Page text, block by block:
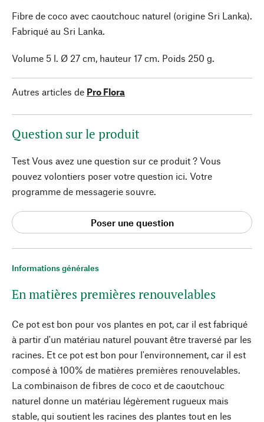
Informations générales
En matières premières renouvelables
Ce pot est bon pour vos plantes en pot, car il est fabriqué
à partir d'un matériau naturel pouvant être traversé par les
racines. Et ce pot est bon pour l'environnement, car il est
composé à 100% de matières premières renouvelables.
La combinaison de fibres de coco et de caoutchouc
naturel donne un matériau légèrement rugueux mais
stable, qui soutient les racines des plantes tout en les
Fibre de coco avec caoutchouc naturel (origine Sri Lanka).
Fabriqué au Sri Lanka.
Volume 5 l. Ø 27 cm, hauteur 17 cm. Poids 250 g.
Autres articles de Pro Flora
Question sur le produit
Test Vous avez une question sur ce produit ? Vous
pouvez volontiers poser votre question ici. Votre
programme de messagerie souvre.
Poser une question